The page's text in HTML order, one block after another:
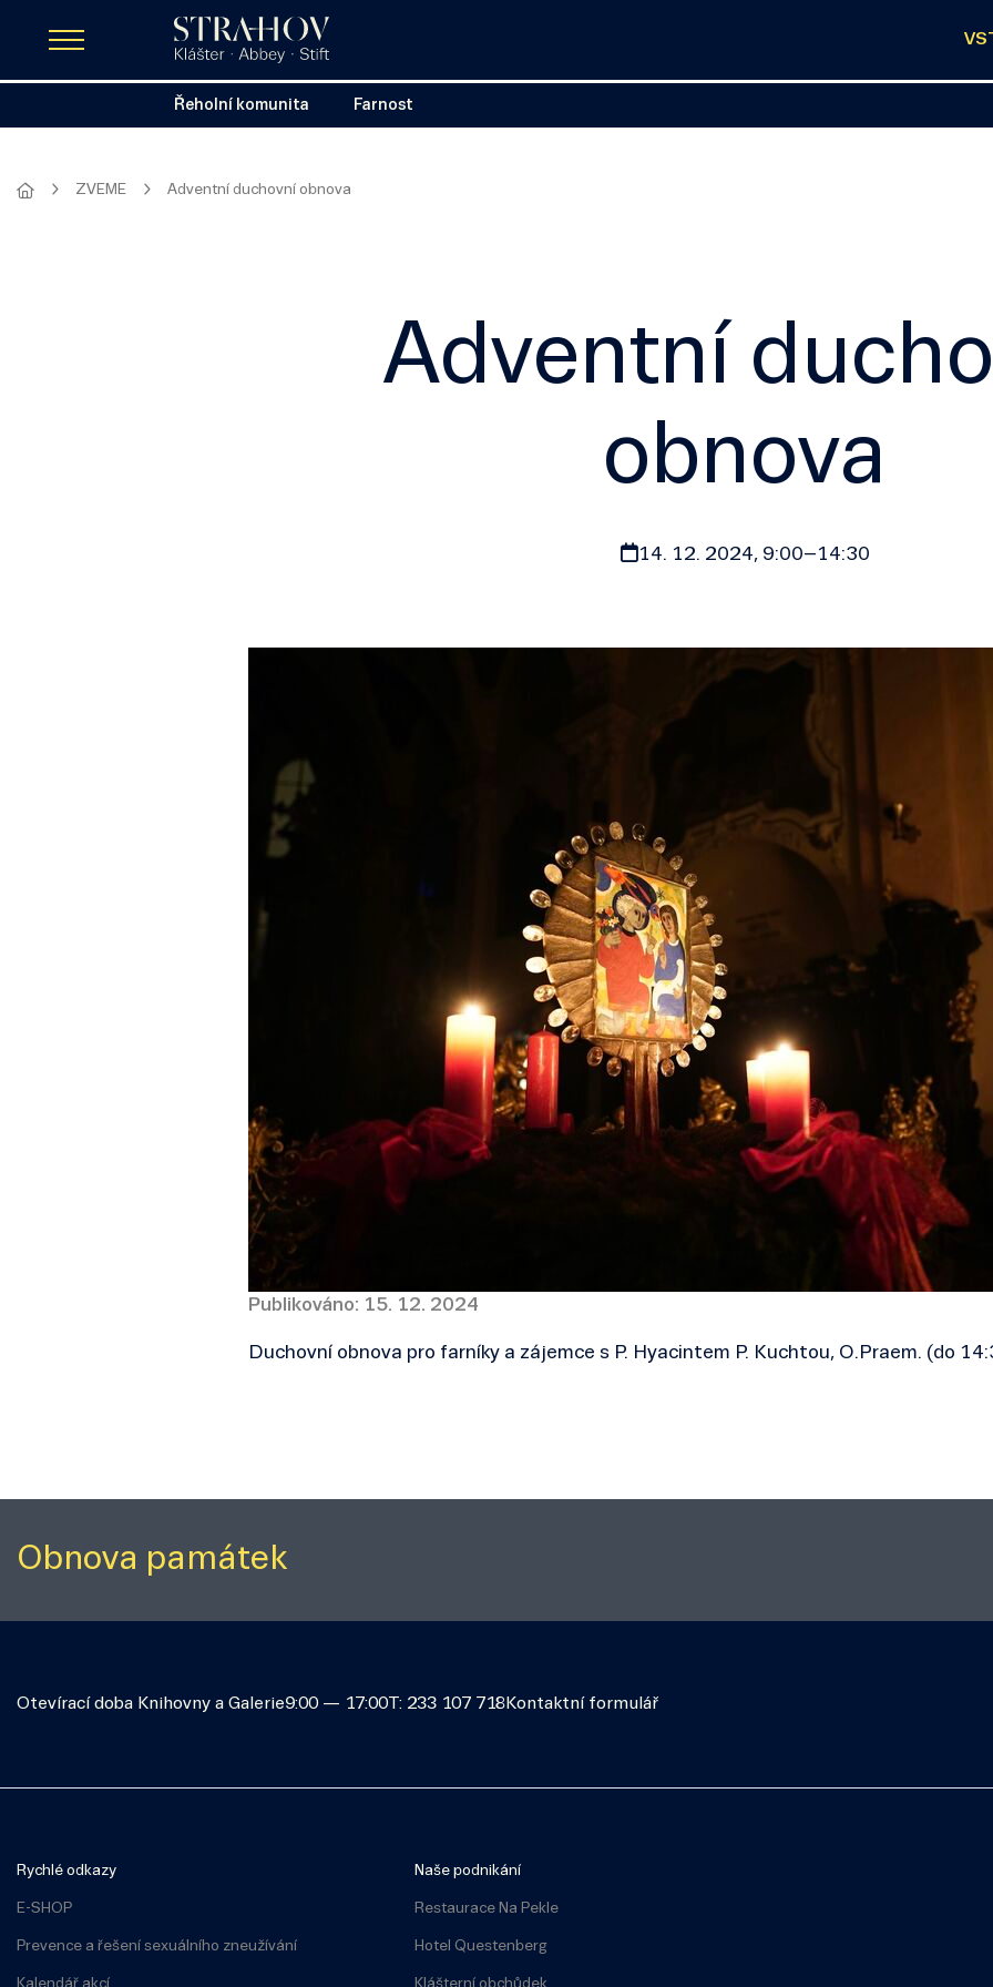
Řeholní komunita Farnost
ZVEME Adventní duchovní obnova
Adventní
obnova
14. 12. 2024, 9:00–14:30
Publikováno: 15. 12. 2024
Duchovní obnova pro farníky a zájemce s P. Hyacintem P. Kuchtou, O.Praem. (do
Obnova památek
Otevírací doba Knihovny a Galerie9:00 — 17:00T: 233 107 718 Kontaktní formulář
Rychlé odkazy
E-SHOP
Prevence a řešení sexuálního zneužívání
Naše podnikání
Restaurace Na Pekle
Hotel Questenberg